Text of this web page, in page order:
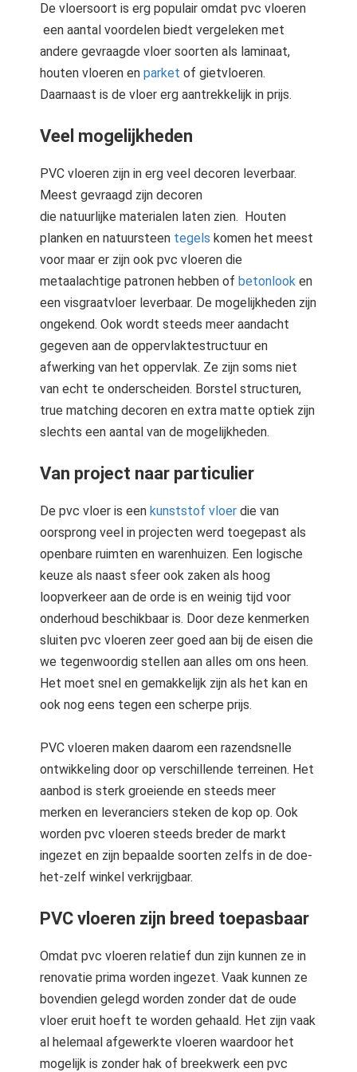
De vloersoort is erg populair omdat pvc vloeren
een aantal voordelen biedt vergeleken met
andere gevraagde vloer soorten als laminaat,
houten vloeren en parket of gietvloeren.
Daarnaast is de vloer erg aantrekkelijk in prijs.
Veel mogelijkheden
PVC vloeren zijn in erg veel decoren leverbaar.
Meest gevraagd zijn decoren
die natuurlijke materialen laten zien. Houten
planken en natuursteen tegels komen het meest
voor maar er zijn ook pvc vloeren die
metaalachtige patronen hebben of betonlook en
een visgraatvloer leverbaar. De mogelijkheden zijn
ongekend. Ook wordt steeds meer aandacht
gegeven aan de oppervlaktestructuur en
afwerking van het oppervlak. Ze zijn soms niet
van echt te onderscheiden. Borstel structuren,
true matching decoren en extra matte optiek zijn
slechts een aantal van de mogelijkheden.
Van project naar particulier
De pvc vloer is een kunststof vloer die van
oorsprong veel in projecten werd toegepast als
openbare ruimten en warenhuizen. Een logische
keuze als naast sfeer ook zaken als hoog
loopverkeer aan de orde is en weinig tijd voor
onderhoud beschikbaar is. Door deze kenmerken
sluiten pvc vloeren zeer goed aan bij de eisen die
we tegenwoordig stellen aan alles om ons heen.
Het moet snel en gemakkelijk zijn als het kan en
ook nog eens tegen een scherpe prijs.
PVC vloeren maken daarom een razendsnelle
ontwikkeling door op verschillende terreinen. Het
aanbod is sterk groeiende en steeds meer
merken en leveranciers steken de kop op. Ook
worden pvc vloeren steeds breder de markt
ingezet en zijn bepaalde soorten zelfs in de doe-
het-zelf winkel verkrijgbaar.
PVC vloeren zijn breed toepasbaar
Omdat pvc vloeren relatief dun zijn kunnen ze in
renovatie prima worden ingezet. Vaak kunnen ze
bovendien gelegd worden zonder dat de oude
vloer eruit hoeft te worden gehaald. Het zijn vaak
al helemaal afgewerkte vloeren waardoor het
mogelijk is zonder hak of breekwerk een pvc
Hierdoor
website-